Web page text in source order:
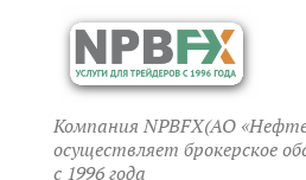
Компания NPBFX(АО
осуществляет брокерское
c 1996 года